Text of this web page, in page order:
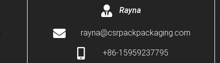
Rayna
rayna@csrpackpackaging.com
+86-15959237795